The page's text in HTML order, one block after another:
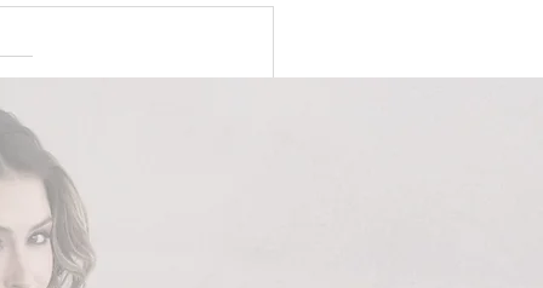
minimalista sob
em Brasília